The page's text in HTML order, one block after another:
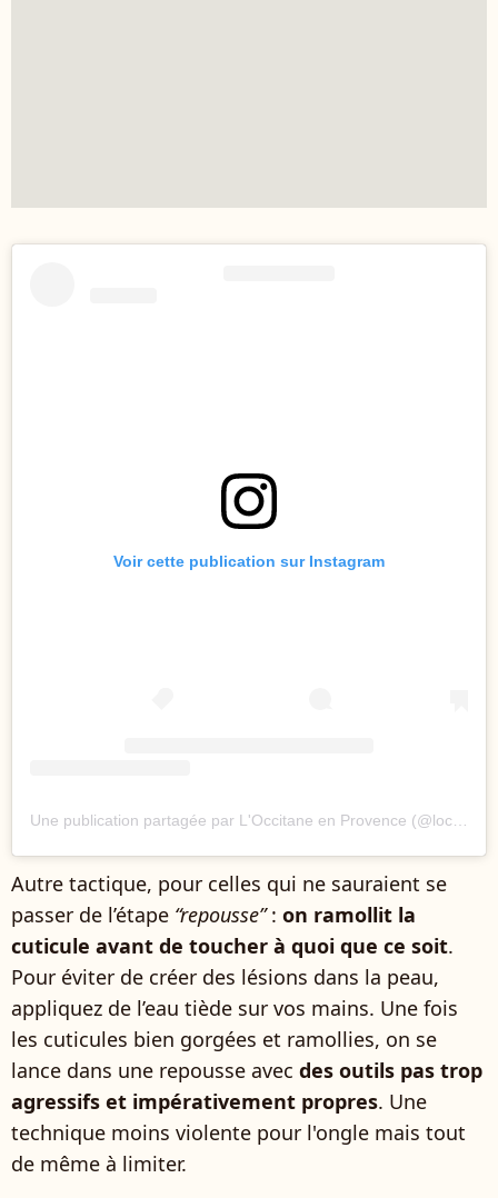
Voir cette publication sur Instagram
Autre tactique, pour celles qui ne sauraient se
passer de l’étape “repousse”: on ramollit la
cuticule avant de toucher à quoi que ce soit.
Pour éviter de créer des lésions dans la peau,
appliquez de l’eau tiède sur vos mains. Une fois
les cuticules bien gorgées et ramollies, on se
lance dans une repousse avec des outils pas trop
agressifs et impérativement propres. Une
technique moins violente pour l'ongle mais tout
de même à limiter.